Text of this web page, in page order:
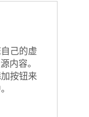
己的虚
内容。
按钮来